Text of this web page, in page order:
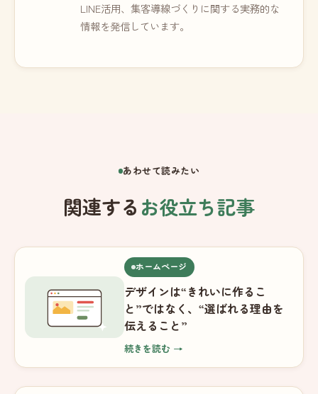
LINE活用、集客導線づくりに関する実務的な
情報を発信しています。
あわせて読みたい
関連する お役立ち記事
ホームページ
デザインは“きれいに作るこ
と”ではなく、“選ばれる理由を
伝えること”
続きを読む →